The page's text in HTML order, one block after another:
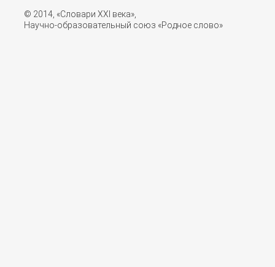
© 2014, «Словари XXI векa»,
Научно-образовательный союз «Родное слово»